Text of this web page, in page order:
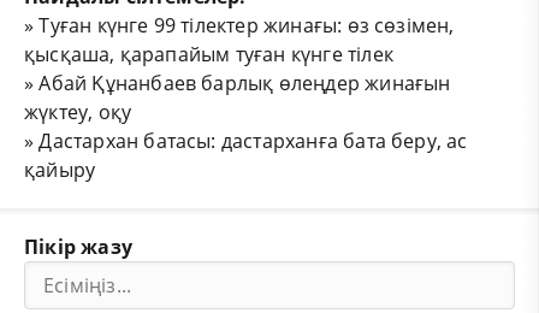
»Туған күнге 99 тілектер жинағы: өз сөзімен,
қысқаша, қарапайым туған күнге тілек
»Абай Құнанбаев барлық өлеңдер жинағын
жүктеу, оқу
»Дастархан батасы: дастарханға бата беру, ас
қайыру
Пікір жазу